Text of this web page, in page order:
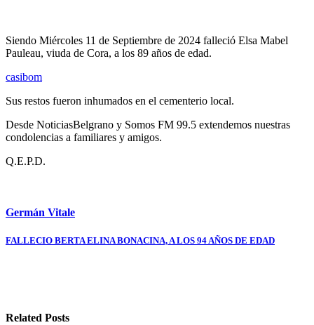
Siendo Miércoles 11 de Septiembre de 2024 falleció Elsa Mabel
Pauleau, viuda de Cora, a los 89 años de edad.
casibom
Sus restos fueron inhumados en el cementerio local.
Desde NoticiasBelgrano y Somos FM 99.5 extendemos nuestras
condolencias a familiares y amigos.
Q.E.P.D.
Germán Vitale
Navegación
FALLECIO BERTA ELINA BONACINA, A LOS 94 AÑOS DE EDAD
Related Posts